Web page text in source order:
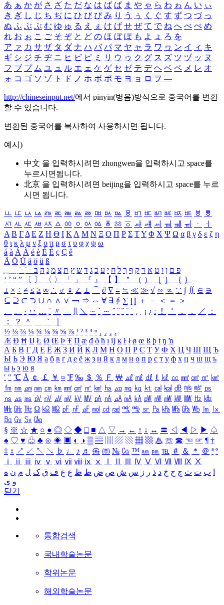
あ ぁ か が さ ざ た だ な は ば ぱ ま や ゃ ら わ ゎ ん い ぃ
き ぎ し じ ち ぢ に ひ び ぴ み り う ぅ く ぐ す ず つ づ っ
ぬ ふ ぶ ぷ む ゆ ゅ る え ぇ け げ せ ぜ て で ね へ べ ぺ め
れ お ぉ こ ご そ ぞ と ど の ほ ぼ ぽ も よ ょ ろ を
ア ァ カ サ ザ タ ダ ナ ハ バ パ マ ヤ ャ ラ ワ ヮ ン イ ィ キ
ギ シ ジ チ ヂ ニ ヒ ビ ピ ミ リ ウ ゥ ク グ ス ズ ツ ヅ ッ ヌ
フ ブ プ ム ユ ュ ル エ ェ ケ ゲ セ ゼ テ デ ヘ ベ ペ メ レ オ
ォ コ ゴ ソ ゾ ト ド ノ ホ ボ ポ モ ヨ ョ ロ ヲ ―
http://chineseinput.net/에서 pinyin(병음)방식으로 중국어를 변환
할 수 있습니다.
변환된 중국어를 복사하여 사용하시면 됩니다.
예시)
中文 을 입력하시려면 zhongwen을 입력하시고 space를
누르시면됩니다.
北京 을 입력하시려면 beijing을 입력하시고 space를 누르
시면 됩니다.
ㅥ ㅦ ㅧ ㅨ ㅩ ㅪ ㅫ ㅬ ㅭ ㅮ ㅯ ㅰ ㅱ ㅲ ㅳ ㅴ ㅵ ㅶ ㅷ ㅸ
ㅹ
ㅺ ㅻ ㅼ ㅽ ㅾ ㅿ ㆀ ㆁ ㆂ ㆃ ㆄ ㆅ ㆆ ㆇ ㆈ ㆉ ㆊ ㆋ ㆌ ㆍ
ㆎ
Α Β ΓΔ Ε Ζ Η Θ Ι ΚΛ Μ Ν Ξ Ο Π Ρ Σ ΤΥ Φ Χ Ψ Ω α β γ δ ε ζ η
θ ι κ λ μ ν ξ ο π ρ σ τ υ φ χ ψ ω
á à Á À é è É È ç Ç ê
Ä Ö Ü ä ö ü ß
ִֶֹ ֻּ ׁׂ פ ם ן ו ט א ר ק ף ך ל ח י ע כ ג ד ש ץ ת צ מ נ ה ב
‘ ’ “ ” 〔 〕 〈 〉 「 」 『 』 【 】 ＂ （ ） ［ ］ ｛ ｝
± × ÷ ≠ ≤ ≥ ∞ ∴ ♂ ♀ ∠ ⊥ ⌒ ∂ ∇ ≡ ≒ ≪ ≫ √ ∽ ∝ ∵ ∫ ∬ ∈ ∋
⊆ ⊇ ⊂ ⊃ ∪ ∩ ∧ ∨ ￢ ⇒ ⇔ ∀ ∃ ∮ ∑ ∏ ＋ － ＜ ＝
＞
、
。 · ‥ … ¨ 〃 ― ＼ ∼ ´ ～ ˇ ˘ ˝ ˚ ˙ ¸ ¡ ¿ ː ！ ＇ ， ． ／
：
；
？ ＾ ｀
½ ⅓ ⅔ ¼ ¾ ⅛ ⅜ ⅝ ⅞ ¹ ² ³ ⁴ ⁿ ₁ ₂ ₃ ₄
Æ Ð Ħ Ĳ Ł Ø Œ Þ Ŧ Ŋ æ đ ð ħ ı ĳ ĸ ŀ ł ø œ ß þ ŧ ŋ ŉ
А Б В Г Д Е Ё Ж З И Й К Л М Н О П Р С Т У Ф Х Ц Ч Ш Щ Ъ
Ы Ь Э Ю Я а б в г д е ё ж з и й к л м н о п р с т у ф х ц ч ш щ ъ
ы ь э ю я
′ ″ ℃ Å ￠ ￡ ￥ ¤ ℉ ‰ ＄ ％ Ｆ ￦ ㎕ ㎖ ㎗ ℓ ㎘ ㏄ ㎣ ㎤ ㎥ ㎦
㎙ ㎚ ㎛ ㎜ ㎝ ㎞ ㎟ ㎠ ㎡ ㎢ ㏊ ㎍ ㎎ ㎏ ㏏ ㎈ ㎉ ㏈ ㎧ ㎨ ㎰
㎱ ㎲ ㎳ ㎴ ㎵ ㎶ ㎷ ㎸ ㎹ ㎀ ㎁ ㎂ ㎃ ㎄ ㎺ ㎻ ㎽ ㎾ ㎿ ㎐ ㎑
㎒ ㎓ ㎔ Ω ㏀ ㏁ ㎊ ㎋ ㎌ ㏖ ㏅ ㎭ ㎮ ㎯ ㏛ ㎩ ㎪ ㎫ ㎬ ㏝ ㏐
㏓
㏃ ㏉ ㏜ ㏆
§ ※ ☆ ★ ○ ● ◎ ◇ ◆ □ ■ △ ▽ → ← ↑ ↓ ↔ 〓 ◁ ◀ ▷ ▶ ♤
♠ ♡ ♥ ♧ ♣ ⊙ ◈ ▣ ◐ ◑ ▒ ▤ ▨ ▧ ▦ ▩ ♨ ☏ ☎ ☜ ☞ ¶ †
‡ ↕ ↗ ↙ ↖ ↘ ♭ ♩ ♪ ♬ ㉿ ㈜ № ㏇ ™ ㏂ ㏘ ℡ ＃ ＆ ＊ ＠ ª º
ⅰ
ⅱ ⅲ ⅳ ⅴ ⅵ ⅶ ⅷ ⅸ ⅹ Ⅳ Ⅴ Ⅵ Ⅶ Ⅷ Ⅸ Ⅹ
ب ت ث ج ح خ د ذ ر ز س ش ص ض ط ظ ع غ ف ق ک ل م ن ه
و ی
닫기
통합검색
국내학술논문
학위논문
해외학술논문